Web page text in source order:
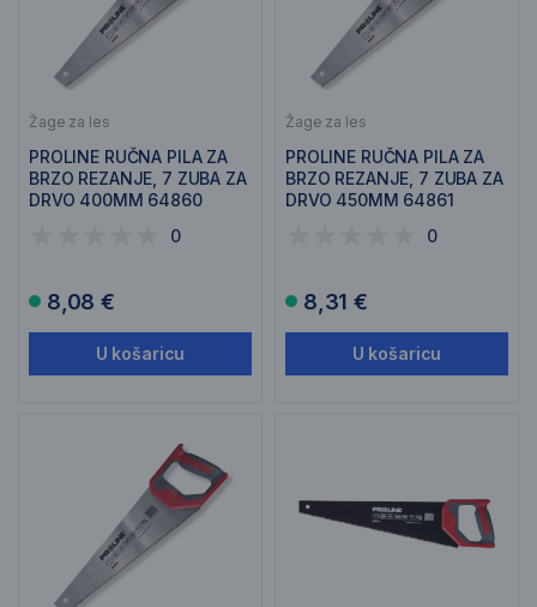
Žage za les
PROLINE RUČNA PILA ZA
BRZO REZANJE, 7 ZUBA ZA
DRVO 400MM 64860
0
8,08 €
U košaricu
Žage za les
PROLINE RUČNA PILA ZA
BRZO REZANJE, 7 ZUBA ZA
DRVO 450MM 64861
0
8,31 €
U košaricu